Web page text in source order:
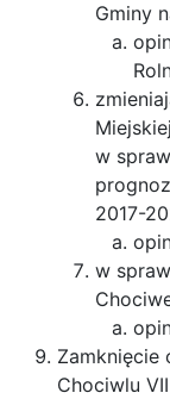
Gminy
w
2017-
w
Zamknięcie
Chociwlu